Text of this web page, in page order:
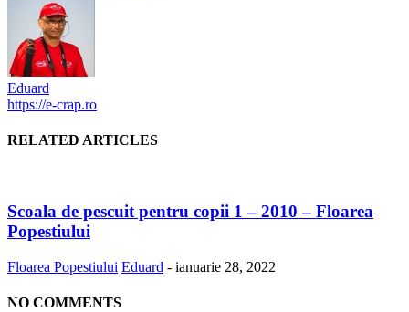
Eduard
https://e-crap.ro
RELATED ARTICLES
Scoala de pescuit pentru copii 1 – 2010 – Floarea
Popestiului
Floarea Popestiului Eduard - ianuarie 28, 2022
NO COMMENTS